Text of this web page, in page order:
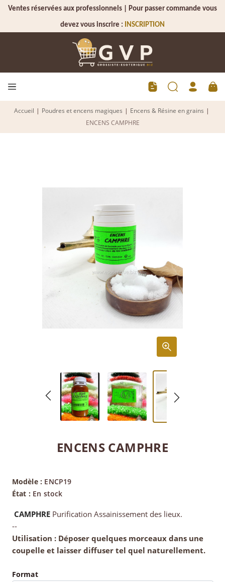
Ventes réservées aux professionnels | Pour passer commande vous
devez vous inscrire : INSCRIPTION
Accueil | Poudres et encens magiques | Encens & Résine en grains |
ENCENS CAMPHRE
ENCENS CAMPHRE
Modèle : ENCP19
État : En stock
CAMPHREPurification Assainissement des lieux.
--
Utilisation : Déposer quelques morceaux dans une
coupelle et laisser diffuser tel quel naturellement.
Format